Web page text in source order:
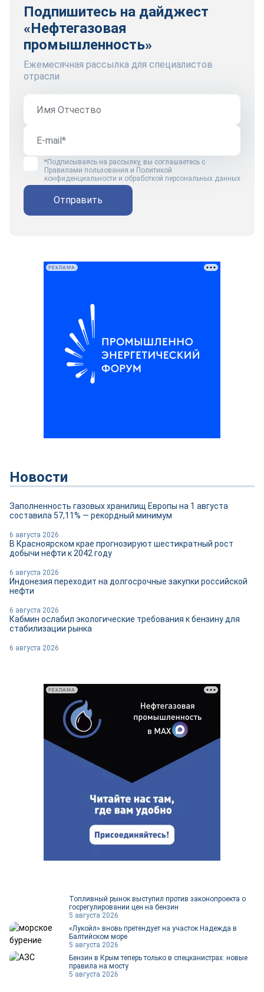
Подпишитесь на дайджест
«Нефтегазовая
промышленность»
Ежемесячная рассылка для специалистов
отрасли
*Подписываясь на рассылку, вы соглашаетесь с
Правилами пользования и Политикой
конфиденциальности и обработкой персональных данных
Отправить
РЕКЛАМА
Новости
Заполненность газовых хранилищ Европы на 1 августа
составила 57,11% — рекордный минимум
6 августа 2026
В Красноярском крае прогнозируют шестикратный рост
добычи нефти к 2042 году
6 августа 2026
Индонезия переходит на долгосрочные закупки российской
нефти
6 августа 2026
Кабмин ослабил экологические требования к бензину для
стабилизации рынка
6 августа 2026
Топливный рынок выступил против законопроекта о
госрегулировании цен на бензин
5 августа 2026
«Лукойл» вновь претендует на участок Надежда в
Балтийском море
5 августа 2026
Бензин в Крым теперь только в спецканистрах: новые
правила на мосту
5 августа 2026
РЕКЛАМА